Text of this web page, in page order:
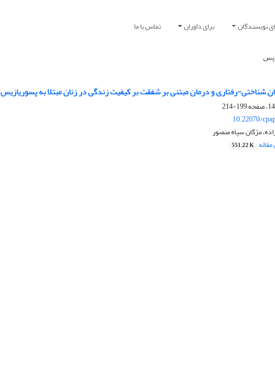
نویسندگان برای داوران تماس با ما
شناختی-رفتاری و درمان مبتنی بر شفقت بر کیفیت زندگی در زنان مبتلا به پسوریازیس
199-214
10.22070/
مژگان سپاه منصور
551.22 K